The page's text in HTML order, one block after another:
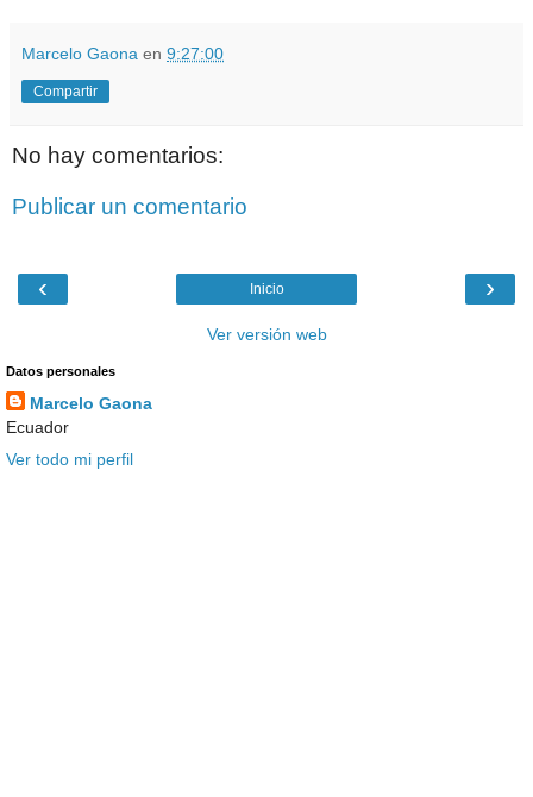
Marcelo Gaona en 9:27:00
Compartir
No hay comentarios:
Publicar un comentario
‹ ›
Inicio
Ver versión web
Datos personales
Marcelo Gaona
Ecuador
Ver todo mi perfil